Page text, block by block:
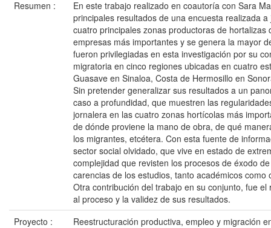
Resumen :
En este trabajo realizado en coautoría con Sara
principales resultados de una encuesta realizada
cuatro principales zonas productoras de
empresas más importantes y se genera la mayor
fueron privilegiadas en esta investigación por su
migratoria en cinco regiones ubicadas en cuatro
Guasave en Sinaloa, Costa de Hermosillo en
Sin pretender generalizar sus resultados a un
caso a profundidad, que muestren las
jornalera en las cuatro zonas hortícolas más
de dónde proviene la mano de obra, de qué
los migrantes, etcétera. Con esta fuente de
sector social olvidado, que vive en estado de
complejidad que revisten los procesos de éxodo
carencias de los estudios, tanto académicos
Otra contribución del trabajo en su conjunto, fue
al proceso y la validez de sus resultados.
Proyecto :
Reestructuración productiva, empleo y migración